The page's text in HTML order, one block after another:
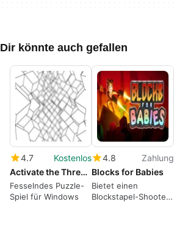
Dir könnte auch gefallen
4.7
Kostenlos
Activate the Three Artefacts and then Leave
Fesselndes Puzzle-
Spiel für Windows
4.8
Zahlung
Blocks for Babies
Bietet einen
Blockstapel-Shooter-